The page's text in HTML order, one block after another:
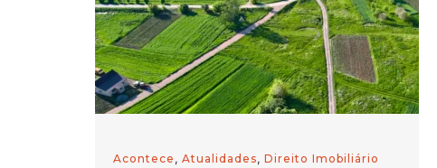
Acontece , Atualidades, Direito Imobiliário